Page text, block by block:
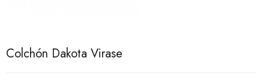
Colchón Dakota Virase